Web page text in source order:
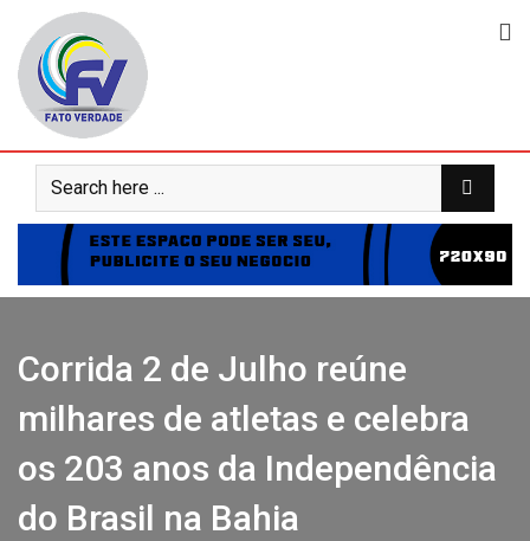
content
Corrida 2 de Julho reúne
milhares de atletas e celebra
os 203 anos da Independência
do Brasil na Bahia